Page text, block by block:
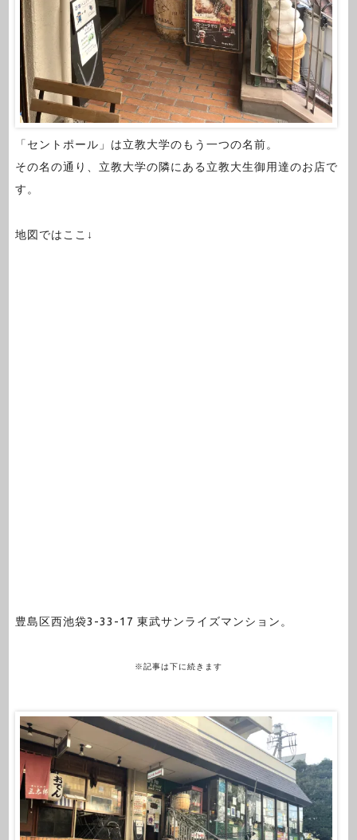
「セントポール」は立教大学のもう一つの名前。
その名の通り、立教大学の隣にある立教大生御用達のお店で
す。
地図ではここ↓
豊島区西池袋3-33-17 東武サンライズマンション。
※記事は下に続きます